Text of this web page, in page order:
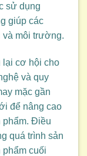
sử dụng
giúp các
và môi trường.
lại cơ hội cho
và quy
mặc gần
để nâng cao
phẩm. Điều
quá trình sản
cuối